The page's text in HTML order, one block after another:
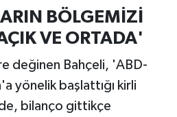
BÖLGEMİZİ
VE ORTADA'
değinen Bahçeli, 'ABD-
yönelik başlattığı kirli
bilanço gittikçe